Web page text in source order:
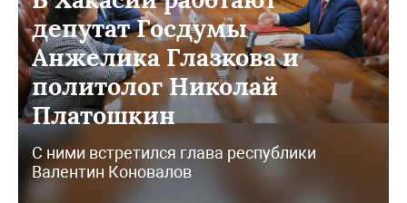
депутат Госдумы
Анжелика Глазкова и
политолог Николай
Платошкин
С ними встретился глава республики
Валентин Коновалов